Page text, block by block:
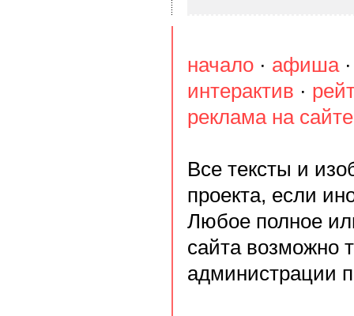
начало · афиша
интерактив ·
реклама на сайте
Все тексты и
проекта, если
Любое полное
сайта возможно
администрации